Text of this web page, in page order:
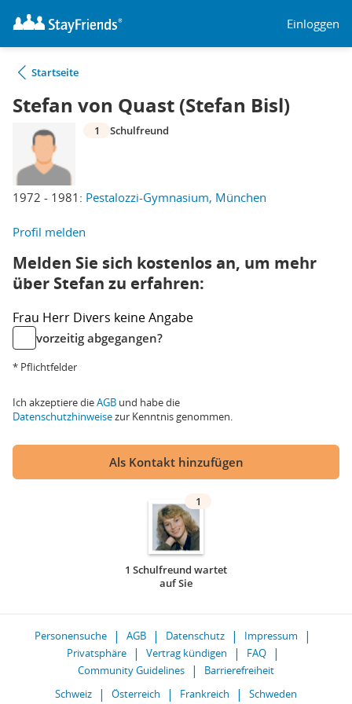
Einloggen
Startseite
Stefan von Quast (Stefan Bisl)
1972 - 1981: Pestalozzi-Gymnasium, München
1 Schulfreund
Profil melden
Melden Sie sich kostenlos an, um mehr
über Stefan zu erfahren:
Frau Herr Divers keine Angabe
vorzeitig abgegangen?
* Pflichtfelder
Ich akzeptiere dieAGB und habe die
Datenschutzhinweisezur Kenntnis genommen.
Als Kontakt hinzufügen
1
1 Schulfreund wartet
auf Sie
Personensuche AGB Datenschutz
Impressum
Privatsphäre
Vertrag kündigen
FAQ
Community Guidelines
Barrierefreiheit
Schweiz
Österreich Frankreich Schweden